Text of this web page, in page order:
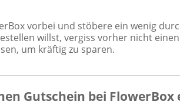
vorbei und stöbere ein wenig
willst, vergiss vorher nicht
um kräftig zu sparen.
Gutschein bei FlowerBox